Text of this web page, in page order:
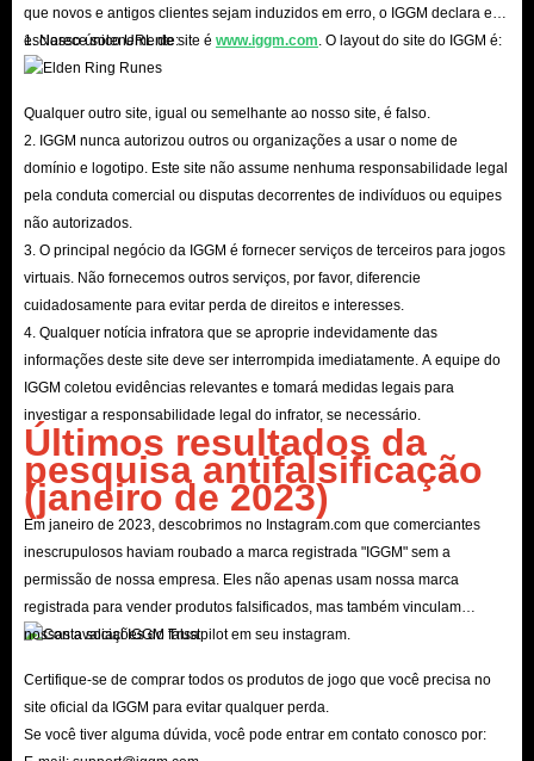
Porque é que o IGGM.com é o melhor lugar para
si para comprar dinheiro da Tabela I?
muitos anos e oferece aos jogadores um grande número de produtos de
jogo baratos e seguros. Ganhámos a confiança da grande maioria dos
jogadores com os nossos serviços abrangentes, produtos de qualidade e
transações seguras. Se está a hesitar em escolher um vendedor externo para
no mercado atual, mas não precisa de se preocupar com tal situação na
IGGM.com, porque como vendedor experiente, nunca queremos fazer uma
transação única, pelo que a confiança dos clientes é sempre a nossa maior
prioridade.
É claro que o preço baixo do Schedule I Cash à venda no IGGM.com é
sempre a nossa maior vantagem competitiva. Temos sempre uma equipa
profissional no nosso site para estar atenta às tendências do mercado e
garantir que o dinheiro à venda aqui é o mais económico. Sem mencionar
importantes e emitimos cupões ou códigos de desconto para todos os
Por fim, o nosso serviço perfeito de pré-venda e pós-venda também é
que novos e antigos clientes sejam induzidos em erro, o IGGM declara e
esclarece solenemente:
1. Nosso único URL de site é www.iggm.com . O layout do site do IGGM é:
Qualquer outro site, igual ou semelhante ao nosso site, é falso.
2. IGGM nunca autorizou outros ou organizações a usar o nome de
domínio e logotipo. Este site não assume nenhuma responsabilidade legal
pela conduta comercial ou disputas decorrentes de indivíduos ou equipes
não autorizados.
3. O principal negócio da IGGM é fornecer serviços de terceiros para jogos
virtuais. Não fornecemos outros serviços, por favor, diferencie
cuidadosamente para evitar perda de direitos e interesses.
4. Qualquer notícia infratora que se aproprie indevidamente das
informações deste site deve ser interrompida imediatamente. A equipe do
IGGM coletou evidências relevantes e tomará medidas legais para
investigar a responsabilidade legal do infrator, se necessário.
Últimos resultados da
pesquisa antifalsificação
(janeiro de 2023)
Em janeiro de 2023, descobrimos no Instagram.com que comerciantes
inescrupulosos haviam roubado a marca registrada "IGGM" sem a
permissão de nossa empresa. Eles não apenas usam nossa marca
registrada para vender produtos falsificados, mas também vinculam
nossas avaliações do Trustpilot em seu instagram.
Certifique-se de comprar todos os produtos de jogo que você precisa no
site oficial da IGGM para evitar qualquer perda.
Se você tiver alguma dúvida, você pode entrar em contato conosco por: